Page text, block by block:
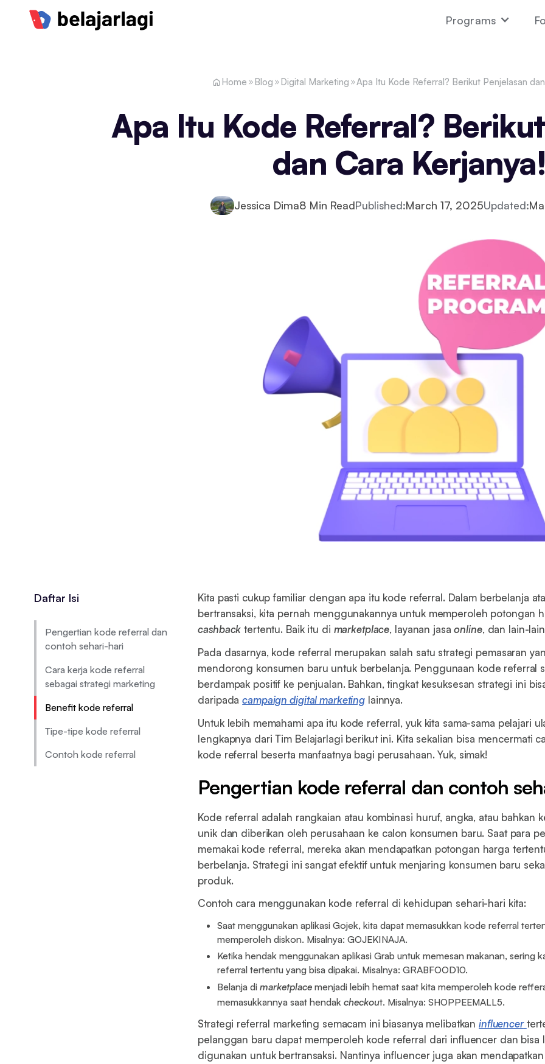
Programs
Home Blog Digital Marketing Apa Itu Kode Referral? Berikut Penjelasan
Apa Itu Kode Referral?
dan Cara
Jessica Dima8 Min ReadPublished:March 17, 2025Updated:
Daftar Isi
Pengertian kode referral dan
contoh sehari-hari
Cara kerja kode referral
sebagai strategi marketing
Benefit kode referral
Tipe-tipe kode referral
Contoh kode referral
Kita pasti cukup familiar dengan apa itu kode referral. Dalam berbelanja
bertransaksi, kita pernah menggunakannya untuk memperoleh potongan
cashback tertentu. Baik itu di marketplace, layanan jasaonline, dan lain-
Pada dasarnya, kode referral merupakan salah satu strategi pemasaran
mendorong konsumen baru untuk berbelanja. Penggunaan kode referral
berdampak positif ke penjualan. Bahkan, tingkat kesuksesan strategi ini
daripadacampaign digital marketing lainnya.
Untuk lebih memahami apa itu kode referral, yuk kita sama-sama pelajari
lengkapnya dari Tim Belajarlagi berikut ini. Kita sekalian bisa mencermati
kode referral beserta manfaatnya bagi perusahaan. Yuk, simak!
Pengertian kode referral dan contoh
Kode referral adalah rangkaian atau kombinasi huruf, angka, atau bahkan
unik dan diberikan oleh perusahaan ke calon konsumen baru. Saat para
memakai kode referral, mereka akan mendapatkan potongan harga
berbelanja. Strategi ini sangat efektif untuk menjaring konsumen baru
produk.
Contoh cara menggunakan kode referral di kehidupan sehari-hari kita:
Saat menggunakan aplikasi Gojek, kita dapat memasukkan kode referral
memperoleh diskon. Misalnya: GOJEKINAJA.
Ketika hendak menggunakan aplikasi Grab untuk memesan makanan, sering
referral tertentu yang bisa dipakai. Misalnya: GRABFOOD10.
Belanja dimarketplace menjadi lebih hemat saat kita memperoleh kode
memasukkannya saat hendakcheckout. Misalnya: SHOPPEEMALL5.
Strategi referral marketing semacam ini biasanya melibatkaninfluencer
pelanggan baru dapat memperoleh kode referral dari influencer dan bisa
digunakan untuk bertransaksi. Nantinya influencer juga akan